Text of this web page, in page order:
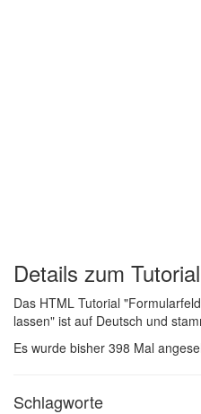
Details zum Tutorial
Das HTML Tutorial
lassen" ist auf Deutsch und
Es wurde bisher 398 Mal
Schlagworte